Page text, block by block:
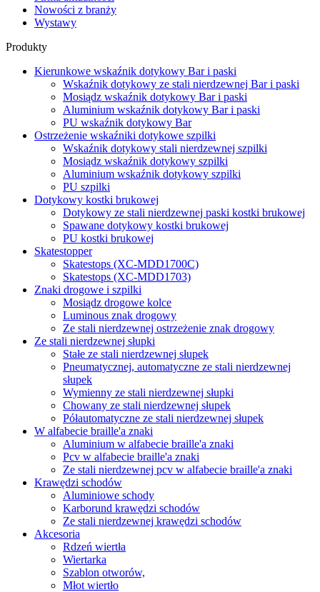
Nowości z branży
Wystawy
Produkty
Kierunkowe wskaźnik dotykowy Bar i paski
Wskaźnik dotykowy ze stali nierdzewnej Bar i paski
Mosiądz wskaźnik dotykowy Bar i paski
Aluminium wskaźnik dotykowy Bar i paski
PU wskaźnik dotykowy Bar
Ostrzeżenie wskaźniki dotykowe szpilki
Wskaźnik dotykowy stali nierdzewnej szpilki
Mosiądz wskaźnik dotykowy szpilki
Aluminium wskaźnik dotykowy szpilki
PU szpilki
Dotykowy kostki brukowej
Dotykowy ze stali nierdzewnej paski kostki brukowej
Spawane dotykowy kostki brukowej
PU kostki brukowej
Skatestopper
Skatestops (XC-MDD1700C)
Skatestops (XC-MDD1703)
Znaki drogowe i szpilki
Mosiądz drogowe kolce
Luminous znak drogowy
Ze stali nierdzewnej ostrzeżenie znak drogowy
Ze stali nierdzewnej słupki
Stałe ze stali nierdzewnej słupek
Pneumatycznej, automatyczne ze stali nierdzewnej
słupek
Wymienny ze stali nierdzewnej słupki
Chowany ze stali nierdzewnej słupek
Półautomatyczne ze stali nierdzewnej słupek
W alfabecie braille'a znaki
Aluminium w alfabecie braille'a znaki
Pcv w alfabecie braille'a znaki
Ze stali nierdzewnej pcv w alfabecie braille'a znaki
Krawędzi schodów
Aluminiowe schody
Karborund krawędzi schodów
Ze stali nierdzewnej krawędzi schodów
Akcesoria
Rdzeń wiertła
Wiertarka
Szablon otworów,
Młot wiertło